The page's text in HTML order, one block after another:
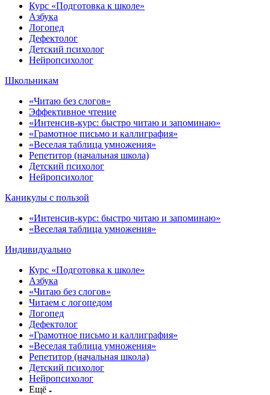
Курс «Подготовка к школе»
Азбука
Логопед
Дефектолог
Детский психолог
Нейропсихолог
Школьникам
«Читаю без слогов»
Эффективное чтение
«Интенсив-курс: быстро читаю и запоминаю»
«Грамотное письмо и каллиграфия»
«Веселая таблица умножения»
Репетитор (начальная школа)
Детский психолог
Нейропсихолог
Каникулы с пользой
«Интенсив-курс: быстро читаю и запоминаю»
«Веселая таблица умножения»
Индивидуально
Курс «Подготовка к школе»
Азбука
«Читаю без слогов»
Читаем с логопедом
Логопед
Дефектолог
«Грамотное письмо и каллиграфия»
«Веселая таблица умножения»
Репетитор (начальная школа)
Детский психолог
Нейропсихолог
Ещё